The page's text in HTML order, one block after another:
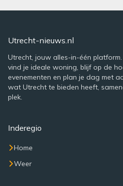
Utrecht-nieuws.nl
Utrecht, jouw alles-in-één
vind je ideale woning, blijf op de
evenementen en plan je dag met
wat Utrecht te bieden heeft,
plek.
Inderegio
Home
Weer